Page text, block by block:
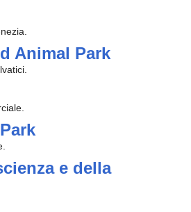
Animal Park
e della